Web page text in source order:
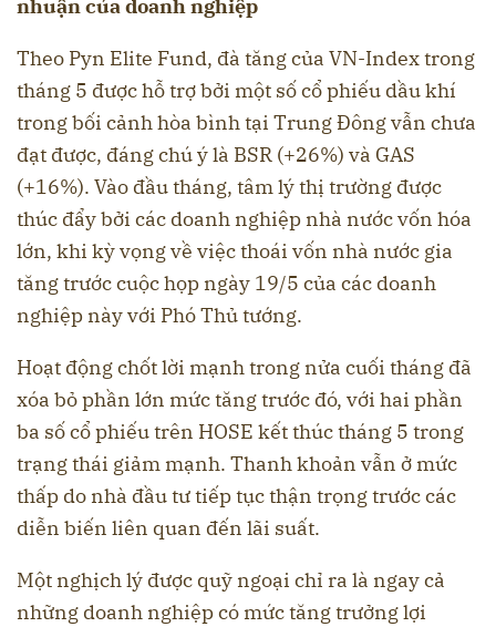
nhuận của doanh nghiệp
Theo Pyn Elite Fund, đà tăng của VN-Index trong
tháng 5 được hỗ trợ bởi một số cổ phiếu dầu khí
trong bối cảnh hòa bình tại Trung Đông vẫn chưa
đạt được, đáng chú ý là BSR (+26%) và GAS
(+16%). Vào đầu tháng, tâm lý thị trường được
thúc đẩy bởi các doanh nghiệp nhà nước vốn hóa
lớn, khi kỳ vọng về việc thoái vốn nhà nước gia
tăng trước cuộc họp ngày 19/5 của các doanh
nghiệp này với Phó Thủ tướng.
Hoạt động chốt lời mạnh trong nửa cuối tháng đã
xóa bỏ phần lớn mức tăng trước đó, với hai phần
ba số cổ phiếu trên HOSE kết thúc tháng 5 trong
trạng thái giảm mạnh. Thanh khoản vẫn ở mức
thấp do nhà đầu tư tiếp tục thận trọng trước các
diễn biến liên quan đến lãi suất.
Một nghịch lý được quỹ ngoại chỉ ra là ngay cả
những doanh nghiệp có mức tăng trưởng lợi